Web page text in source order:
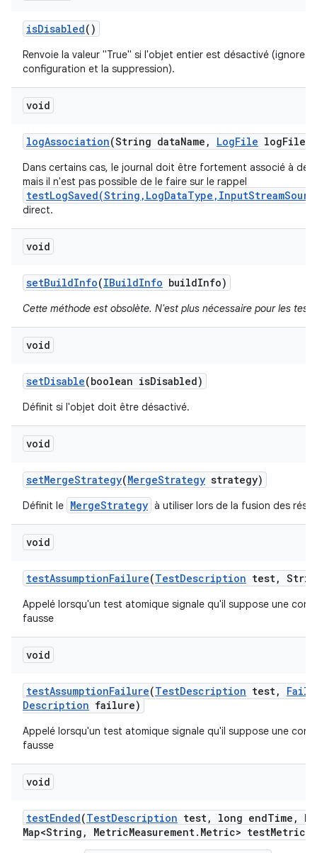
isDisabled()
Renvoie la valeur "True" si l'objet entier est désactivé (ignore la
configuration et la suppression).
void
logAssociation(String dataName , LogFile logFile)
Dans certains cas, le journal doit être fortement associé à
mais il n'est pas possible de le faire sur le rappel
direct.
void
setBuildInfo(IBuildInfo buildInfo)
Cette méthode est obsolète. N'est plus nécessaire pour les
void
setDisable(boolean isDisabled)
Définit si l'objet doit être désactivé.
void
setMergeStrategy(MergeStrategy strategy)
Définit le MergeStrategy à utiliser lors de la fusion des
void
testAssumptionFailure(TestDescription test,
Appelé lorsqu'un test atomique signale qu'il suppose une
fausse
void
testAssumptionFailure(TestDescription test,
Description failure)
Appelé lorsqu'un test atomique signale qu'il suppose une
fausse
void
testEnded(TestDescription test, long endTime ,
Map<String , MetricMeasurement. Metric> testMetrics)